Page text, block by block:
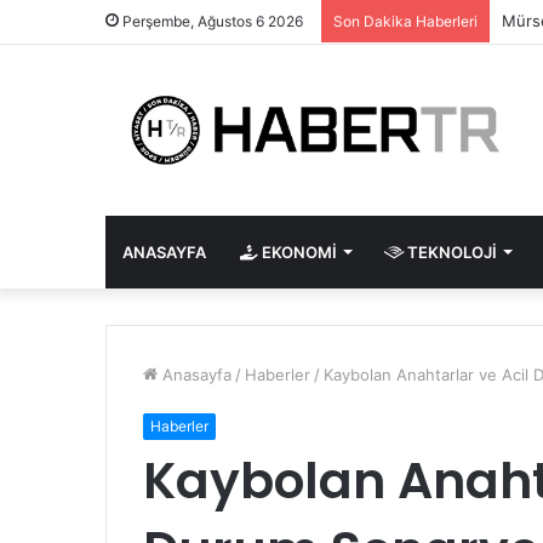
Perşembe, Ağustos 6 2026 Son Dakika Haberleri
ANASAYFA EKONOMI TEKNOLOJI
Anasayfa / Haberler / Kaybolan Anahtarlar ve Acil
Haberler
Kaybolan